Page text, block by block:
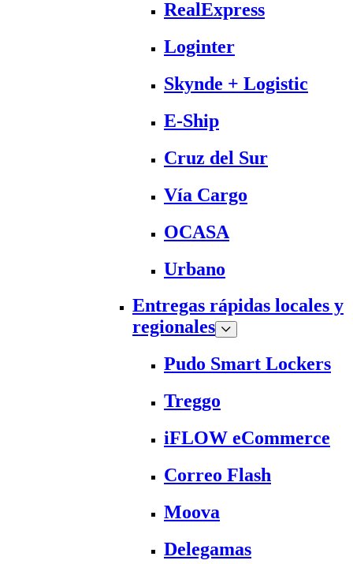
RealExpress
Loginter
Skynde + Logistic
E-Ship
Cruz del Sur
Vía Cargo
OCASA
Urbano
Entregas rápidas locales y
regionales
Pudo Smart Lockers
Treggo
iFLOW eCommerce
Correo Flash
Moova
Delegamas